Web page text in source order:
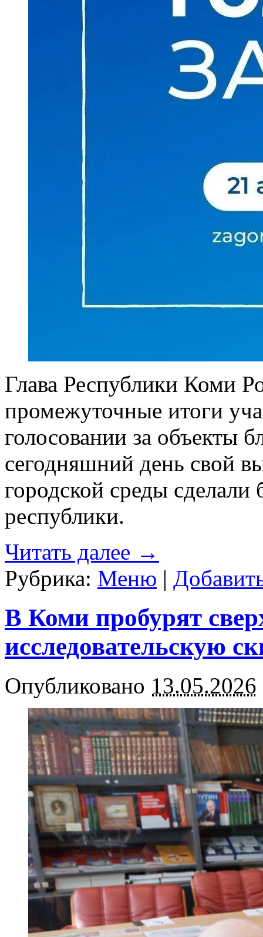
Глава Республики Коми
промежуточные итоги
голосовании за объекты
сегодняшний день свой
городской среды
республики.
Читать далее →
Рубрика: Меню |
В Коми пробурят
исследовательскую
Опубликовано 13.05.2026